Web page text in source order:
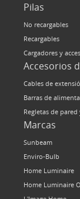
Pilas
No recargables
Recargables
Cargadores y
Accesorios
Cables de
Barras de
Regletas de
Marcas
Sunbeam
Enviro-Bulb
Home Luminaire
Home Luminaire